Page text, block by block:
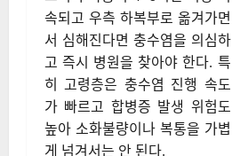
조차 어려울 정도다. 하지만 노
인의 경우 통증 강도가 약하거
나 잘 느끼지 못할 수 있으며, 어
린이는 통증을 제대로 표현하지
못하거나 병원 방문을 두려워해
숨기는 경우도 있다.